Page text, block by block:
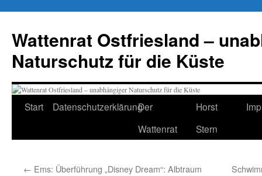
springen
Wattenrat Ostfriesland –
Naturschutz für die Küste
Start DatenschutzerklärungDer
Wattenrat
Horst
Stern
← Ems: Überführung „Disney Dream“: Albtraum